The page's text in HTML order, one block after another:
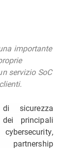
importante
servizio SoC
sicurezza
principali